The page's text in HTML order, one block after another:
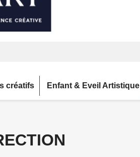
créatifs Enfant & Eveil Artistique